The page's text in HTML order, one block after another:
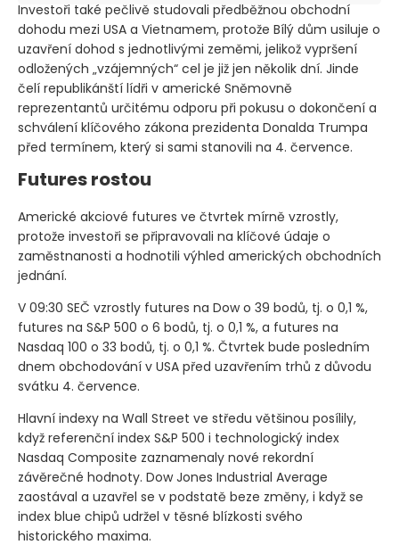
Investoři také pečlivě studovali předběžnou obchodní
dohodu mezi USA a Vietnamem, protože Bílý dům usiluje o
uzavření dohod s jednotlivými zeměmi, jelikož vypršení
odložených „vzájemných“ cel je již jen několik dní. Jinde
čelí republikánští lídři v americké Sněmovně
reprezentantů určitému odporu při pokusu o dokončení a
schválení klíčového zákona prezidenta Donalda Trumpa
před termínem, který si sami stanovili na 4. července.
Futures rostou
Americké akciové futures ve čtvrtek mírně vzrostly,
protože investoři se připravovali na klíčové údaje o
zaměstnanosti a hodnotili výhled amerických obchodních
jednání.
V 09:30 SEČ vzrostly futures na Dow o 39 bodů, tj. o 0,1 %,
futures na S&P 500 o 6 bodů, tj. o 0,1 %, a futures na
Nasdaq 100 o 33 bodů, tj. o 0,1 %. Čtvrtek bude posledním
dnem obchodování v USA před uzavřením trhů z důvodu
svátku 4. července.
Hlavní indexy na Wall Street ve středu většinou posílily,
když referenční index S&P 500 i technologický index
Nasdaq Composite zaznamenaly nové rekordní
závěrečné hodnoty. Dow Jones Industrial Average
zaostával a uzavřel se v podstatě beze změny, i když se
index blue chipů udržel v těsné blízkosti svého
historického maxima.